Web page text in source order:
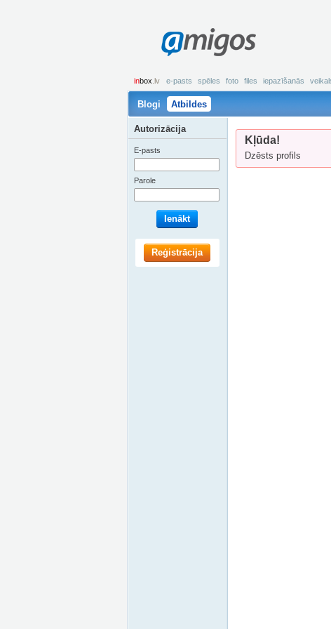
amigos
inbox .lv e-pasts spēles foto files iepazīšanās
Blogi Atbildes
Kļūda!
Dzēsts profils
Autorizācija
E-pasts
Parole
Ienākt
Reģistrācija